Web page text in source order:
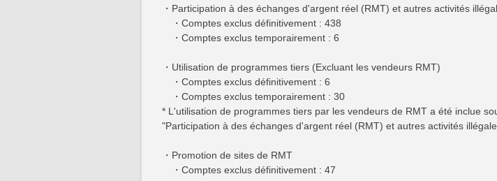
・Participation à des échanges d'argent réel (RMT) et autres activités
・Comptes exclus définitivement : 438
・Comptes exclus temporairement : 6
・Utilisation de programmes tiers (Excluant les vendeurs RMT)
・Comptes exclus définitivement : 6
・Comptes exclus temporairement : 30
* L'utilisation de programmes tiers par les vendeurs de RMT a été inclue
"Participation à des échanges d'argent réel (RMT) et autres activités
・Promotion de sites de RMT
・Comptes exclus définitivement : 47